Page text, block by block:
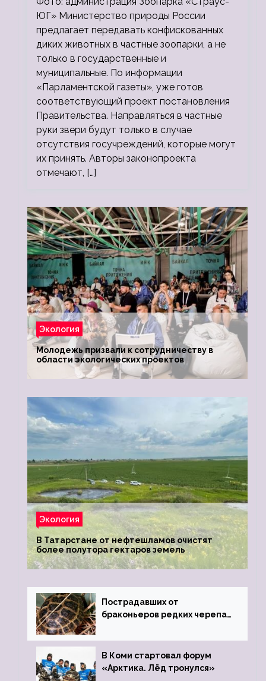
ЮГ» Министерство природы России
предлагает передавать конфискованных
диких животных в частные зоопарки, а не
только в государственные и
муниципальные. По информации
«Парламентской газеты», уже готов
соответствующий проект постановления
Правительства. Направляться в частные
руки звери будут только в случае
отсутствия госучреждений, которые могут
их принять. Авторы законопроекта
отмечают, […]
Экология
Молодежь призвали к сотрудничеству в
области экологических проектов
Экология
В Татарстане от нефтешламов очистят
более полутора гектаров земель
Пострадавших от
браконьеров редких черепах
зоопарк
В Коми стартовал форум
«Арктика. Лёд тронулся»